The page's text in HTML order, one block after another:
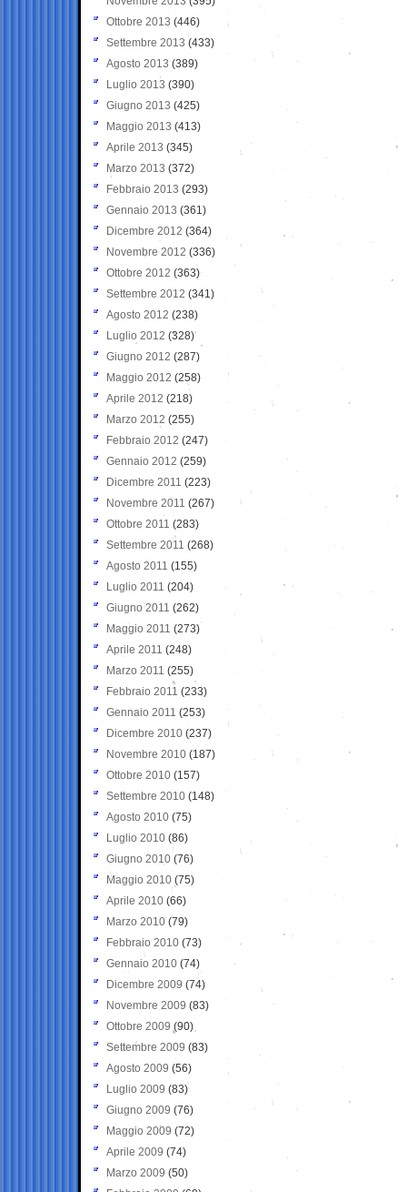
Ottobre 2013 (446)
Settembre 2013 (433)
Agosto 2013 (389)
Luglio 2013 (390)
Giugno 2013 (425)
Maggio 2013 (413)
Aprile 2013 (345)
Marzo 2013 (372)
Febbraio 2013 (293)
Gennaio 2013 (361)
Dicembre 2012 (364)
Novembre 2012 (336)
Ottobre 2012 (363)
Settembre 2012 (341)
Agosto 2012 (238)
Luglio 2012 (328)
Giugno 2012 (287)
Maggio 2012 (258)
Aprile 2012 (218)
Marzo 2012 (255)
Febbraio 2012 (247)
Gennaio 2012 (259)
Dicembre 2011 (223)
Novembre 2011 (267)
Ottobre 2011 (283)
Settembre 2011 (268)
Agosto 2011 (155)
Luglio 2011 (204)
Giugno 2011 (262)
Maggio 2011 (273)
Aprile 2011 (248)
Marzo 2011 (255)
Febbraio 2011 (233)
Gennaio 2011 (253)
Dicembre 2010 (237)
Novembre 2010 (187)
Ottobre 2010 (157)
Settembre 2010 (148)
Agosto 2010 (75)
Luglio 2010 (86)
Giugno 2010 (76)
Maggio 2010 (75)
Aprile 2010 (66)
Marzo 2010 (79)
Febbraio 2010 (73)
Gennaio 2010 (74)
Dicembre 2009 (74)
Novembre 2009 (83)
Ottobre 2009 (90)
Settembre 2009 (83)
Agosto 2009 (56)
Luglio 2009 (83)
Giugno 2009 (76)
Maggio 2009 (72)
Aprile 2009 (74)
Marzo 2009 (50)